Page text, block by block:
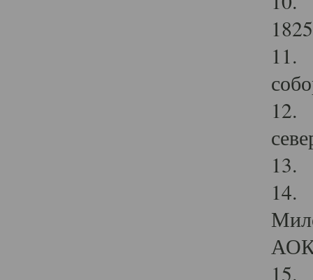
11.
12.
13.
14.
15.